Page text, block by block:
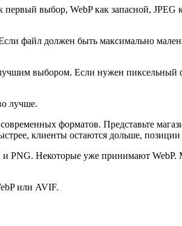
первый выбор, WebP как запасной,
файл должен быть максимально
выбором. Если нужен пиксельный
лучше.
форматов. Представьте
клиенты остаются дольше, позиции
PNG. Некоторые уже принимают WebP.
или AVIF.